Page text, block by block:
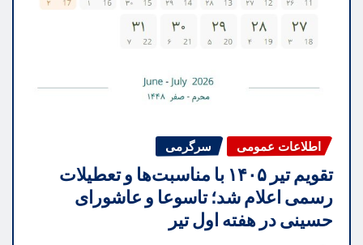
اطلاعات عمومی سرگرمی
تقویم تیر ۱۴۰۵ با مناسبت‌ها و تعطیلات
رسمی اعلام شد؛ تاسوعا و عاشورای
حسینی در هفته اول تیر